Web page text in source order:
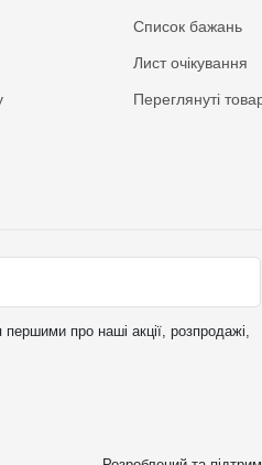
Список бажань
Лист очікування
Переглянуті
першими про наші акції, розпродажі,